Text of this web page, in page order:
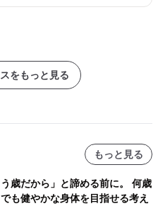
をもっと見る
もっと見る
う歳だから」と諦める前に。 何歳
も健やかな身体を目指せる考え